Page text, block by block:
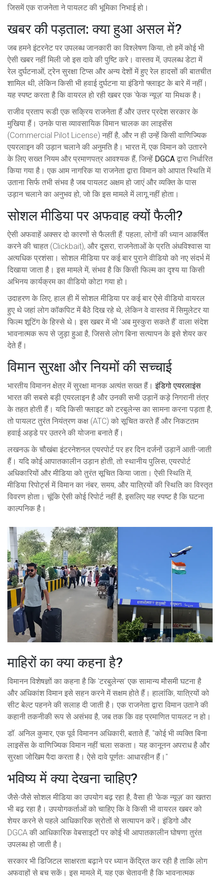
जिसमें एक राजनेता ने पायलट की भूमिका निभाई हो।
खबर की पड़ताल: क्या हुआ असल में?
जब हमने इंटरनेट पर उपलब्ध जानकारी का विश्लेषण किया, तो हमें कोई भी
ऐसी खबर नहीं मिली जो इस दावे की पुष्टि करे। वास्तव में, उपलब्ध डेटा में
रेल दुर्घटनाओं, ट्रेन सुरक्षा टिप्स और अन्य देशों में हुए रेल हादसों की बातचीत
शामिल थी, लेकिन किसी भी हवाई दुर्घटना या इंडिगो फ्लाइट के बारे में नहीं।
यह स्पष्ट करता है कि वायरल हो रही खबर एक 'फेक न्यूज़' या मिथक है।
राजीव प्रताप रूडी एक सक्रिय राजनेता हैं और उत्तर प्रदेश सरकार के
मुखिया हैं। उनके पास व्यावसायिक विमान चालक का लाइसेंस
(Commercial Pilot License) नहीं है, और न ही उन्हें किसी वाणिज्यिक
एयरलाइन की उड़ान चलाने की अनुमति है। भारत में, एक विमान को उतारने
के लिए सख्त नियम और प्रमाणपत्र आवश्यक हैं, जिन्हें DGCA द्वारा निर्धारित
किया गया है। एक आम नागरिक या राजनेता द्वारा विमान को आपात स्थिति में
उताना सिर्फ तभी संभव है जब पायलट अक्षम हो जाएं और व्यक्ति के पास
उड़ान चलाने का अनुभव हो, जो कि इस मामले में लागू नहीं होता।
सोशल मीडिया पर अफवाह क्यों फैली?
ऐसी अफवाहें अक्सर दो कारणों से फैलती हैं: पहला, लोगों की ध्यान आकर्षित
करने की चाहत (Clickbait), और दूसरा, राजनेताओं के प्रति अंधविश्वास या
अत्यधिक प्रशंसा। सोशल मीडिया पर कई बार पुराने वीडियो को नए संदर्भ में
दिखाया जाता है। इस मामले में, संभव है कि किसी फिल्म का दृश्य या किसी
अभिनय कार्यक्रम का वीडियो कोटा गया हो।
उदाहरण के लिए, हाल ही में सोशल मीडिया पर कई बार ऐसे वीडियो वायरल
हुए थे जहां लोग कॉकपिट में बैठे दिख रहे थे, लेकिन वे वास्तव में सिमुलेटर या
फिल्म शूटिंग के हिस्से थे। इस खबर में भी 'अब मुस्कुरा सकते हैं' वाला संदेश
भावनात्मक रूप से जुड़ा हुआ है, जिससे लोग बिना सत्यापन के इसे शेयर कर
देते हैं।
विमान सुरक्षा और नियमों की सच्चाई
भारतीय विमानन क्षेत्र में सुरक्षा मानक अत्यंत सख्त हैं।इंडिगो एयरलाइंस
भारत की सबसे बड़ी एयरलाइन है और उनकी सभी उड़ानें कड़े निगरानी तंत्र
के तहत होती हैं। यदि किसी फ्लाइट को टरबुलेन्स का सामना करना पड़ता है,
तो पायलट तुरंत नियंत्रण कक्ष (ATC) को सूचित करते हैं और निकटतम
हवाई अड्डे पर उतरने की योजना बनाते हैं।
लखनऊ के चौखंबा इंटरनेशनल एयरपोर्ट पर हर दिन दर्जनों उड़ानें आती-जाती
हैं। यदि कोई आपातकालीन उड़ान होती, तो स्थानीय पुलिस, एयरपोर्ट
अधिकारियों और मीडिया को तुरंत सूचित किया जाता। ऐसी स्थिति में,
मीडिया रिपोर्ट्स में विमान का नंबर, समय, और यात्रियों की स्थिति का विस्तृत
विवरण होता। चूंकि ऐसी कोई रिपोर्ट नहीं है, इसलिए यह स्पष्ट है कि घटना
काल्पनिक है।
माहिरों का क्या कहना है?
विमानन विशेषज्ञों का कहना है कि 'टरबुलेन्स' एक सामान्य मौसमी घटना है
और अधिकांश विमान इसे सहन करने में सक्षम होते हैं। हालांकि, यात्रियों को
सीट बेल्ट पहनने की सलाह दी जाती है। एक राजनेता द्वारा विमान उताने की
कहानी तकनीकी रूप से असंभव है, जब तक कि वह प्रमाणित पायलट न हो।
डॉ. अनिल कुमार, एक पूर्व विमानन अधिकारी, बताते हैं, "कोई भी व्यक्ति बिना
लाइसेंस के वाणिज्यिक विमान नहीं चला सकता। यह कानूनन अपराध है और
सुरक्षा जोखिम पैदा करता है। ऐसे दावे पूर्णतः आधारहीन हैं।"
भविष्य में क्या देखना चाहिए?
जैसे-जैसे सोशल मीडिया का उपयोग बढ़ रहा है, वैसा ही 'फेक न्यूज़' का खतरा
भी बढ़ रहा है। उपयोगकर्ताओं को चाहिए कि वे किसी भी वायरल खबर को
शेयर करने से पहले आधिकारिक स्रोतों से सत्यापन करें। इंडिगो और
DGCA की आधिकारिक वेबसाइटों पर कोई भी आपातकालीन घोषणा तुरंत
उपलब्ध हो जाती है।
सरकार भी डिजिटल साक्षरता बढ़ाने पर ध्यान केंद्रित कर रही है ताकि लोग
अफवाहों से बच सकें। इस मामले में, यह एक चेतावनी है कि भावनात्मक